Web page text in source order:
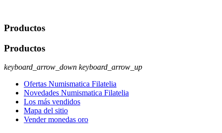
Productos
Productos
keyboard_arrow_down keyboard_arrow_up
Ofertas Numismatica Filatelia
Novedades Numismatica Filatelia
Los más vendidos
Mapa del sitio
Vender monedas oro